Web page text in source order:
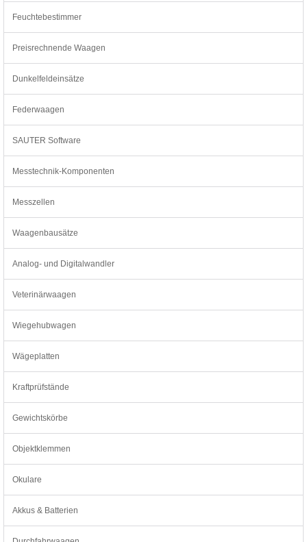
Feuchtebestimmer
Preisrechnende Waagen
Dunkelfeldeinsätze
Federwaagen
SAUTER Software
Messtechnik-Komponenten
Messzellen
Waagenbausätze
Analog- und Digitalwandler
Veterinärwaagen
Wiegehubwagen
Wägeplatten
Kraftprüfstände
Gewichtskörbe
Objektklemmen
Okulare
Akkus & Batterien